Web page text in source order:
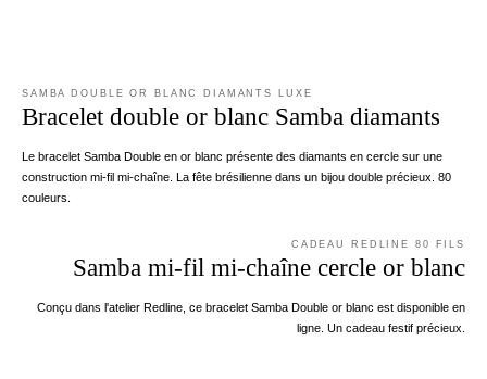
SAMBA DOUBLE OR BLANC DIAMANTS LUXE
Bracelet double or blanc Samba diamants
Le bracelet Samba Double en or blanc présente des diamants en cercle sur une
construction mi-fil mi-chaîne. La fête brésilienne dans un bijou double précieux. 80
couleurs.
CADEAU REDLINE 80 FILS
Samba mi-fil mi-chaîne cercle or blanc
Conçu dans l'atelier Redline, ce bracelet Samba Double or blanc est disponible en
ligne. Un cadeau festif précieux.